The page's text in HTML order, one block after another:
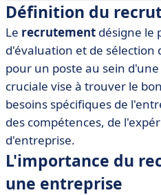
• Définition du recrutement
• L'importance du
• Les différentes étapes du
• Les outils et logiciels liés
• Les meilleures pratiques
• Les défis du recrutement
• Conclusion
Définition du
Le recrutement désigne le
d'évaluation et de sélection
pour un poste au sein
cruciale vise à trouver le
besoins spécifiques de
des compétences, de
d'entreprise.
L'importance du
une entreprise